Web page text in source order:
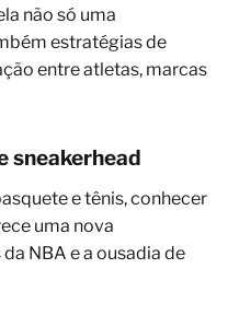
não só uma
estratégias de
entre atletas, marcas
sneakerhead
e tênis, conhecer
uma nova
NBA e a ousadia de